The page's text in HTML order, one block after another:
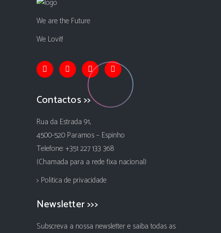
We are the Future
We Lovit!
Contactos >>
Rua da Estrada 91,
4500-520 Paramos – Espinho
Telefone: +351 227 133 368
(Chamada para a rede fixa nacional)
> Politica de privacidade
Newsletter >>>
Subscreva a nossa newsletter e saiba todas as